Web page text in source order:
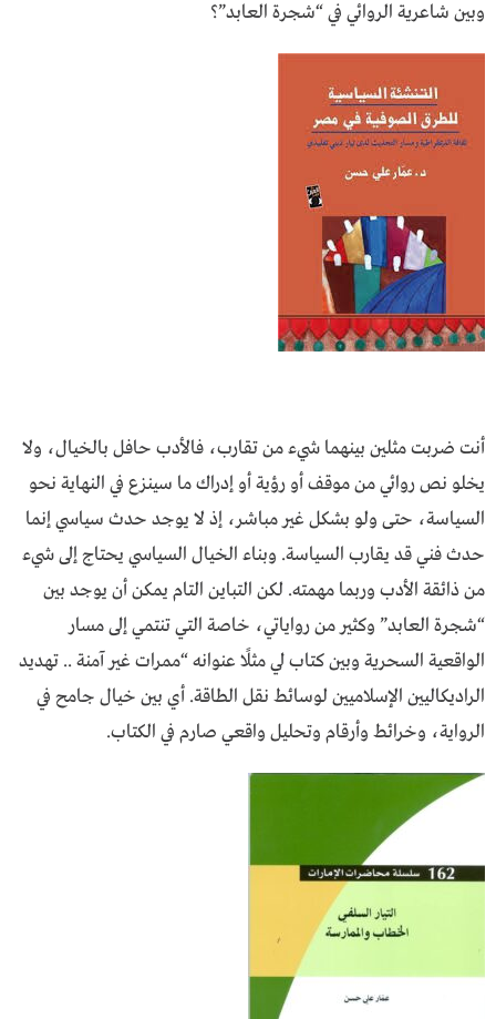
وبين شاعرية الروائي في “شجرة العابد”؟
أنت ضربت مثلين بينهما شيء من تقارب، فالأدب حافل بالخيال، ولا
يخلو نص روائي من موقف أو رؤية أو إدراك ما سينزع في النهاية نحو
السياسة، حتى ولو بشكل غير مباشر، إذ لا يوجد حدث سياسي إنما
حدث فني قد يقارب السياسة. وبناء الخيال السياسي يحتاج إلى شيء
من ذائقة الأدب وربما مهمته. لكن التباين التام يمكن أن يوجد بين
“شجرة العابد” وكثير من رواياتي، خاصة التي تنتمي إلى مسار
الواقعية السحرية وبين كتاب لي مثلًا عنوانه “ممرات غير آمنة .. تهديد
الراديكاليين الإسلاميين لوسائط نقل الطاقة. أي بين خيال جامح في
الرواية، وخرائط وأرقام وتحليل واقعي صارم في الكتاب.